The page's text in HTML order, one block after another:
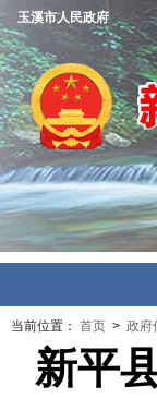
玉溪市人民政府
当前位置： 首页 > 政府
新平